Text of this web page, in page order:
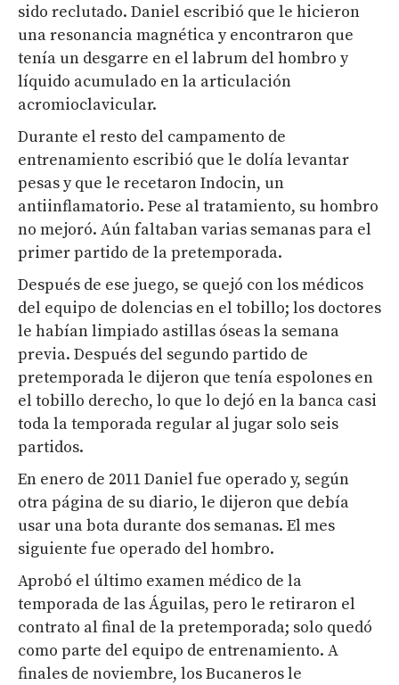
sido reclutado. Daniel escribió que le hicieron
una resonancia magnética y encontraron que
tenía un desgarre en el labrum del hombro y
líquido acumulado en la articulación
acromioclavicular.
Durante el resto del campamento de
entrenamiento escribió que le dolía levantar
pesas y que le recetaron Indocin, un
antiinflamatorio. Pese al tratamiento, su hombro
no mejoró. Aún faltaban varias semanas para el
primer partido de la pretemporada.
Después de ese juego, se quejó con los médicos
del equipo de dolencias en el tobillo; los doctores
le habían limpiado astillas óseas la semana
previa. Después del segundo partido de
pretemporada le dijeron que tenía espolones en
el tobillo derecho, lo que lo dejó en la banca casi
toda la temporada regular al jugar solo seis
partidos.
En enero de 2011 Daniel fue operado y, según
otra página de su diario, le dijeron que debía
usar una bota durante dos semanas. El mes
siguiente fue operado del hombro.
Aprobó el último examen médico de la
temporada de las Águilas, pero le retiraron el
contrato al final de la pretemporada; solo quedó
como parte del equipo de entrenamiento. A
finales de noviembre, los Bucaneros le